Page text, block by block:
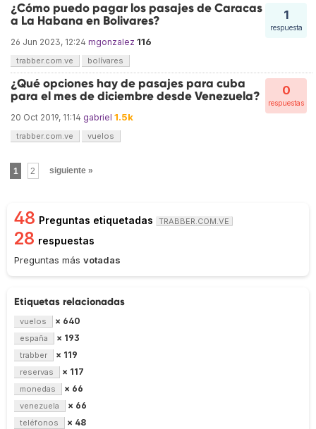
1
respuesta
¿Cómo puedo pagar los pasajes de Caracas
a La Habana en Bolivares?
26 Jun 2023, 12:24 mgonzalez 116
trabber.com.ve bolívares
0
respuestas
¿Qué opciones hay de pasajes para cuba
para el mes de diciembre desde Venezuela?
20 Oct 2019, 11:14 gabriel 1.5k
trabber.com.ve vuelos
1 2 siguiente »
48 Preguntas etiquetadas TRABBER.COM.VE
28 respuestas
Preguntas más votadas
Etiquetas relacionadas
vuelos × 640
españa × 193
trabber × 119
reservas × 117
monedas × 66
venezuela × 66
teléfonos × 48